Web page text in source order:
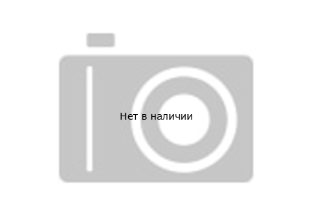
Нет в наличии